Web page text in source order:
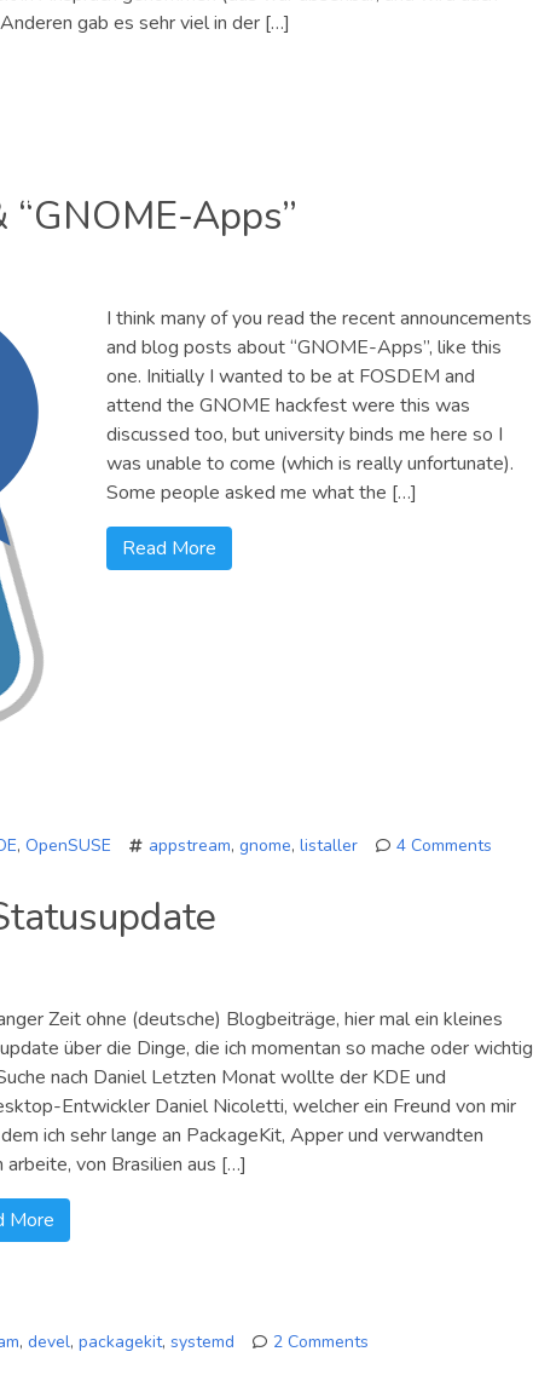
gab es sehr viel in der […]
Apps”
I think many of you read the recent announcements
and blog posts about “GNOME-Apps”, like this
one. Initially I wanted to be at FOSDEM and
attend the GNOME hackfest were this was
discussed too, but university binds me here so I
was unable to come (which is really unfortunate).
Some people asked me what the […]
Read More
, OpenSUSE appstream, gnome, listaller
4 Comments
Zeit ohne (deutsche) Blogbeiträge, hier mal ein kleines
über die Dinge, die ich momentan so mache oder wichtig
nach Daniel Letzten Monat wollte der KDE und
Entwickler Daniel Nicoletti, welcher ein Freund von mir
ich sehr lange an PackageKit, Apper und verwandten
arbeite, von Brasilien aus […]
More
, devel, packagekit, systemd
2 Comments